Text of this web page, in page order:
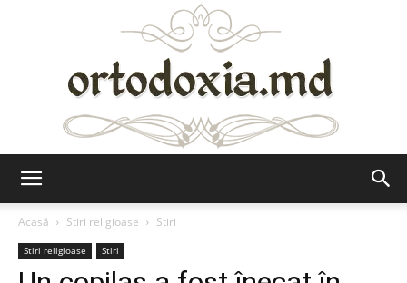
Acasă
Stiri religioase Stiri
Stiri religioase Stiri